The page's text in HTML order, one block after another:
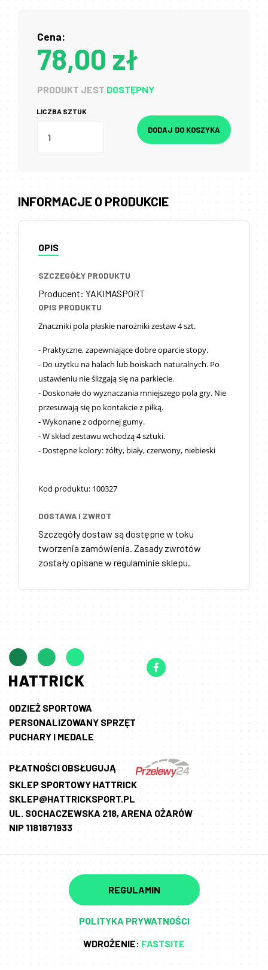
Cena:
78,00 zł
PRODUKT JEST DOSTĘPNY
LICZBA SZTUK
DODAJ DO KOSZYKA
INFORMACJE O PRODUKCIE
OPIS
SZCZEGÓŁY PRODUKTU
Producent: YAKIMASPORT
OPIS PRODUKTU
Znaczniki pola płaskie narożniki zestaw 4 szt.
- Praktyczne, zapewniające dobre oparcie stopy.
- Do użytku na halach lub boiskach naturalnych. Po
ustawieniu nie ślizgają się na parkiecie.
- Doskonałe do wyznaczania mniejszego pola gry. Nie
przesuwają się po kontakcie z piłką.
- Wykonane z odpornej gumy.
- W skład zestawu wchodzą 4 sztuki.
- Dostępne kolory: żółty, biały, czerwony, niebieski
Kod produktu: 100327
DOSTAWA I ZWROT
Szczegóły dostaw są dostępne w toku
tworzenia zamówienia. Zasady zwrotów
zostały opisane w regulaminie sklepu.
ODZIEŻ SPORTOWA
PERSONALIZOWANY SPRZĘT
PUCHARY I MEDALE
PŁATNOŚCI OBSŁUGUJĄ
SKLEP SPORTOWY HATTRICK
SKLEP@HATTRICKSPORT.PL
UL. SOCHACZEWSKA 218, ARENA OŻARÓW
NIP 1181871933
REGULAMIN
POLITYKA PRYWATNOŚCI
WDROŻENIE: FASTSITE